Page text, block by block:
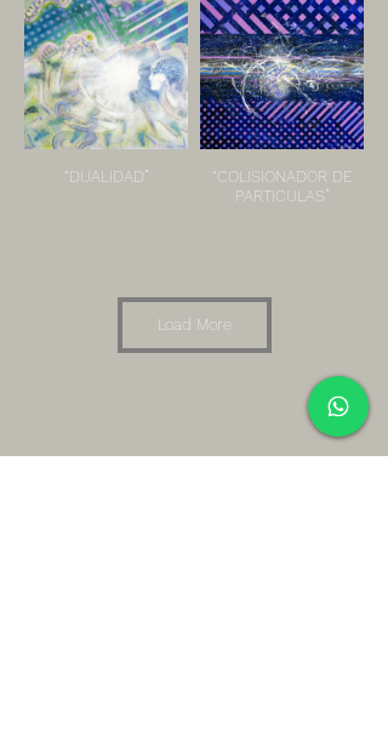
“DUALIDAD”
“COLISIONADOR DE
PARTICULAS”
ORGANICA”
“COMUNICACION”
Load More